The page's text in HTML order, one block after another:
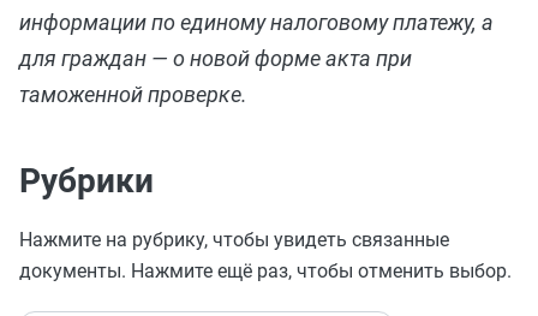
информации по единому налоговому платежу, а
для граждан — о новой форме акта при
таможенной проверке.
Рубрики
Нажмите на рубрику, чтобы увидеть связанные
документы. Нажмите ещё раз, чтобы отменить выбор.